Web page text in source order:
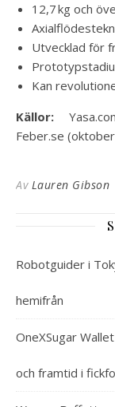
12,7 kg och
Utvecklad för
Kan
Källor:
Feber.se
Av Lauren Gibson
Robotguider i
hemifrån
OneXSugar
och framtid i